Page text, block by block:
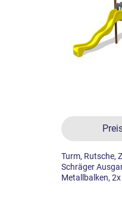
Turm, Rutsche,
Schräger
Metallbalken,